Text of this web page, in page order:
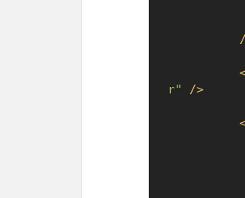
r" />